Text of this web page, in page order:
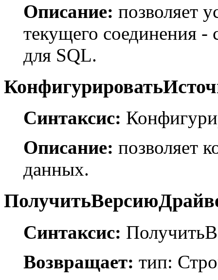
Описание: позволяет
текущего соединения
для SQL.
Синтаксис:
Описание: позволяет
данных.
Синтаксис:
Возвращает: тип: